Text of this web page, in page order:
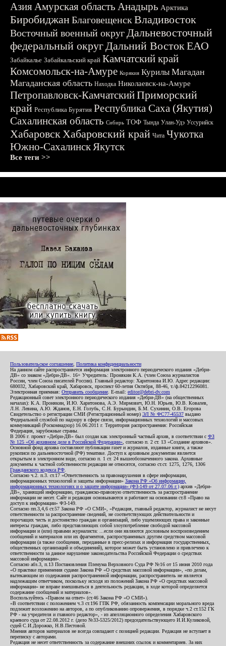
АзияАмурская область Анадырь Арктика
БиробиджанБлаговещенскВладивосток
Восточный военный округДальневосточный
федеральный округДальний ВостокЕАО
Забайкалье Забайкальский край Камчатский край
Комсомольск-на-Амуре Корякия Курилы Магадан
Магаданская область Находка Николаевск-на-Амуре
Петропавловск-КамчатскийПриморский
край Республика Бурятия Республика Саха (Якутия)
Сахалинская область Сибирь ТОФ Тында Улан-Удэ Уссурийск
ХабаровскХабаровский край Чита Чукотка
Южно-СахалинскЯкутск
Все теги >>
Пользовательское соглашение Политика конфиденциальности
На данном сайте распространяется информация электронного периодического издания «Дебри-
ДВ» со знаком «Дебри-ДВ». 16+ Учредитель: Пронякин К.А. (член Союза журналистов
России, член Союза писателей России). Главный редактор: Харитонова И.Ю. Адрес редакции:
680032, Хабаровский край, Хабаровск, проспект 60-летия Октября, 88-46, т./ф.84212296081.
Электронная приемная: Отправить сообщение . E-mail: editor@debri-dv.com
Редакционный совет электронного периодического издания «Дебри-ДВ» (на общественных
началах): К.А. Пронякин, И.Ю. Харитонова, А.Э. Мирмович, Ю.Н. Юрьев, Ю.В. Ковалев,
Л.Н. Левина, А.Ю. Жданов, Е.Н. Голубь, С.Н. Бурындин, Б.М. Сухинин, О.В. Егорова
Свидетельство о регистрации СМИ (Регистрационный номер) ЭЛ № ФС77-45537 выдано
Федеральной службой по надзору в сфере связи, информационных технологий и массовых
коммуникаций (Роскомнадзор) 16.06.2011 г. Территория распространения: Российская
Федерация, зарубежные страны.
В 2006 г. проект «Дебри-ДВ» был создан как электронный частный архив, в соответствии с ФЗ
№ 125 «Об архивном деле в Российской Федерации» , согласно п. 2 ст. 13 «Создание архивов».
Основной фонд архива составляют публикации газет и журналов, изданные книги, а также
рукописи по дальневосточной (РФ) тематике. Доступ к архивным документам является
открытым в электронном виде, согласно п. 1 ст. 24 вышеобозначенного закона. Архивные
документы к частной собственности редакции не относятся, согласно ст.ст. 1275, 1276, 1306
Гражданского кодекса РФ
Согласно ч.2. п.3. ст.17 «Ответственность за правонарушения в сфере информации,
информационных технологий и защиты информации» Закона РФ «Об информации,
информационных технологиях и о защите информации» (ФЗ-149 от 27.07.06 г.) архив «Дебри-
ДВ», хранящий информацию, гражданско-правовую ответственность за распространение
информации не несет. Сайт и редакция основываются и работают на основании ст.8 «Право на
доступ к информации» ФЗ-149.
Согласно пп.3,4,6 ст.57 Закона РФ «О СМИ», «Редакция, главный редактор, журналист не несут
ответственности за распространение сведений, не соответствующих действительности и
порочащих честь и достоинство граждан и организаций, либо ущемляющих права и законные
интересы граждан, либо представляющих собой злоупотребление свободой массовой
информации и (или) правами журналиста: ...если они являются дословным воспроизведением
сообщений и материалов или их фрагментов, распространенных другим средством массовой
информации (а также сообщения, переданные в пресс-релизах и информация государственных,
общественных организаций и объединений), которое может быть установлено и привлечено к
ответственности за данное нарушение законодательства Российской Федерации о средствах
массовой информации».
Согласно абз.3, п.13 Постановления Пленума Верховного Суда РФ №16 от 15 июня 2010 года
«О практике применения судами Закона РФ «О средствах массовой информации», «по делам,
вытекающим из содержания распространенной информации, распространитель не является
надлежащим ответчиком, поскольку исходя из положений Закона РФ «О средствах массовой
информации» не вправе вмешиваться в деятельность редакции, в ходе которой определяется
содержание сообщений и материалов».
Воспользуйтесь «Правом на ответ» (ст.46 Закона РФ «О СМИ»).
«В соответствии с положением ч.3 ст.196 ГПК РФ, обязанность компенсации морального вреда
подлежит возложению на авторов, а по опубликованию опровержения, в порядке ч.2 ст.152 ГК
РФ - на учредителя и главного редактор», - из апелляционного определения Хабаровского
краевого суда от 22.08.2012 г. (дело №33-5325/2012) председательствующего И.И.Куликовой,
судей С.И.Дорожко, Н.В.Пестовой.
Мнения авторов материалов не всегда совпадают с позицией редакции. Редакция не вступает в
переписку с авторами.
Редакция не несет ответственность за содержание внешних ссылок и комментариев. За них